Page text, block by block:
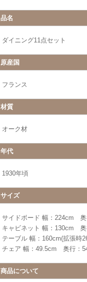
品名
ダイニング11点セット
原産国
フランス
材質
オーク材
年代
1930年頃
サイズ
サイドボード 幅：224cm
キャビネット 幅：130cm
テーブル 幅：160cm(拡張
チェア 幅：49.5cm 奥行：
商品について